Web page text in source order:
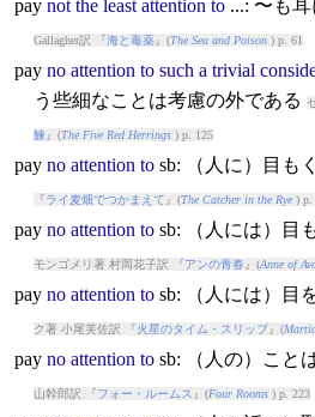
pay not the least attention to...: 〜も耳
Gallagher訳 『海と毒薬』(The Sea and Poison) p. 61
pay no attention to such a trivial
う些細なことは考慮の外である
鰊 』(The Five Red Herrings) p. 125
pay no attention tosb: （人に）目も
『 ライ麦畑でつかまえて 』(The Catcher in the Rye) p.
pay no attention tosb: （人には）目
モンゴメリ著 村岡花子訳 『 アンの青春 』(Anne of
pay no attention tosb: （人には）目
ク著 小尾芙佐訳 『 火星のタイム・スリップ』(
pay no attention tosb: （人の）こと
山幹郎訳 『 フォー・ルームス 』(Four Rooms) p. 223